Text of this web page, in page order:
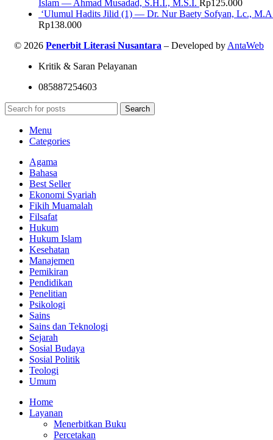
Islam — Ahmad Musadad, S.H.I., M.S.I. Rp125.000
‘Ulumul Hadits Jilid (1) — Dr. Nur Baety Sofyan, Lc.,
Rp138.000
© 2026 Penerbit Literasi Nusantara – Developed by AntaWeb
Kritik & Saran Pelayanan
085887254603
Search
Menu
Categories
Agama
Bahasa
Best Seller
Ekonomi Syariah
Fikih Muamalah
Filsafat
Hukum
Hukum Islam
Kesehatan
Manajemen
Pemikiran
Pendidikan
Penelitian
Psikologi
Sains
Sains dan Teknologi
Sejarah
Sosial Budaya
Sosial Politik
Teologi
Umum
Home
Layanan
Menerbitkan Buku
Percetakan